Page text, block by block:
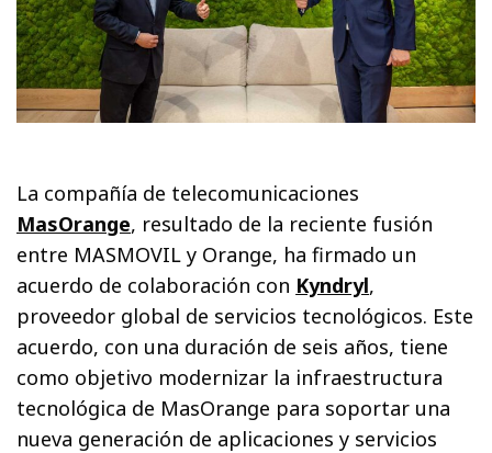
La compañía de telecomunicaciones
MasOrange, resultado de la reciente fusión
entre MASMOVIL y Orange, ha firmado un
acuerdo de colaboración con Kyndryl,
proveedor global de servicios tecnológicos. Este
acuerdo, con una duración de seis años, tiene
como objetivo modernizar la infraestructura
tecnológica de MasOrange para soportar una
nueva generación de aplicaciones y servicios